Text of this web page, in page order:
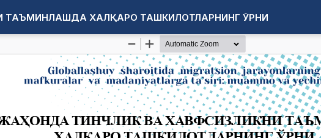
ТАЪМИНЛАШДА ХАЛҚАРО ТАШКИЛОТЛАРНИНГ ЎРНИ